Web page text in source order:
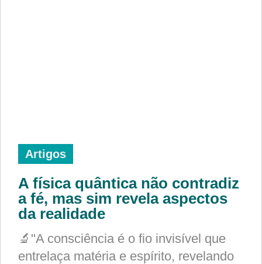
Artigos
A física quântica não contradiz
a fé, mas sim revela aspectos
da realidade
🔬"A consciência é o fio invisível que
entrelaça matéria e espírito, revelando